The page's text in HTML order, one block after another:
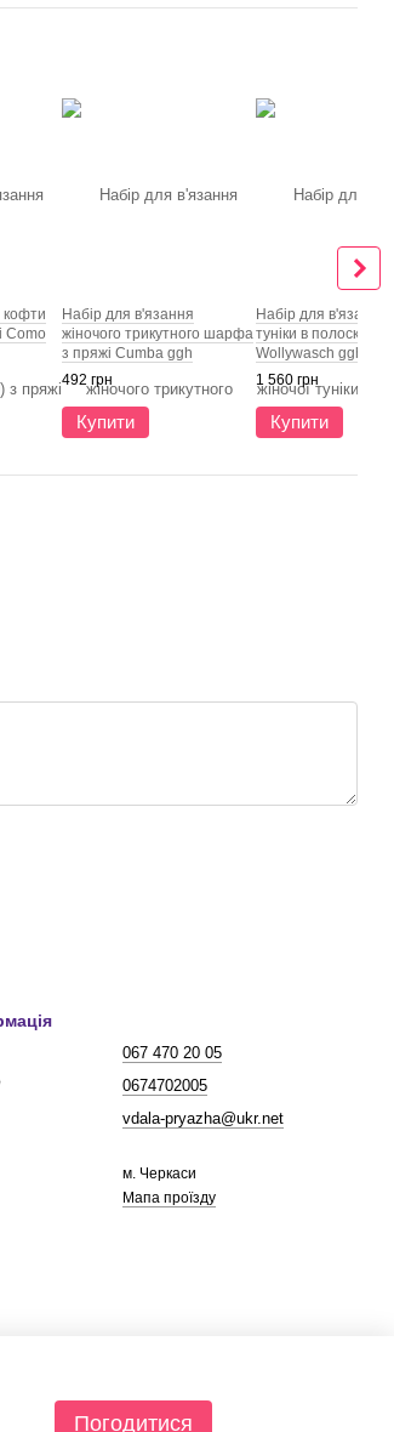
кофти
Como
Набір для в'язання
жіночого трикутного шарфа
з пряжі Cumba ggh
492 грн
Купити
Набір для в'язання
туніки в полоску з
Wollywasch ggh
1 560 грн
Купити
067 470 20 05
0674702005
vdala-pryazha@ukr.net
м. Черкаси
Мапа проїзду
Погодитися